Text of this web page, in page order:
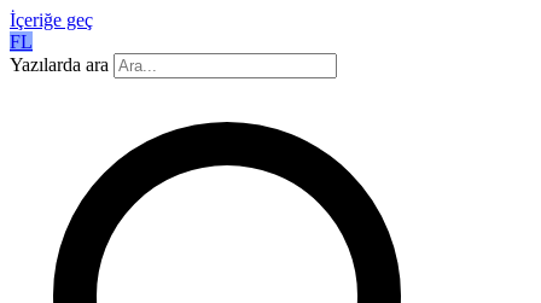
İçeriğe geç
FL
Yazılarda ara